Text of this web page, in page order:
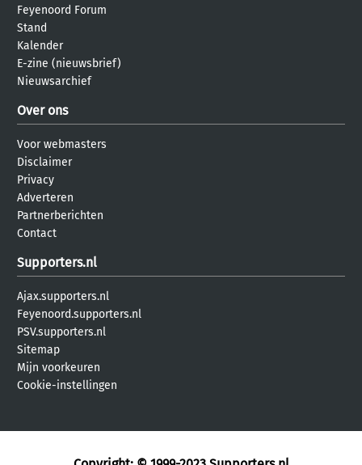
Feyenoord Forum
Stand
Kalender
E-zine (nieuwsbrief)
Nieuwsarchief
Over ons
Voor webmasters
Disclaimer
Privacy
Adverteren
Partnerberichten
Contact
Supporters.nl
Ajax.supporters.nl
Feyenoord.supporters.nl
PSV.supporters.nl
Sitemap
Mijn voorkeuren
Cookie-instellingen